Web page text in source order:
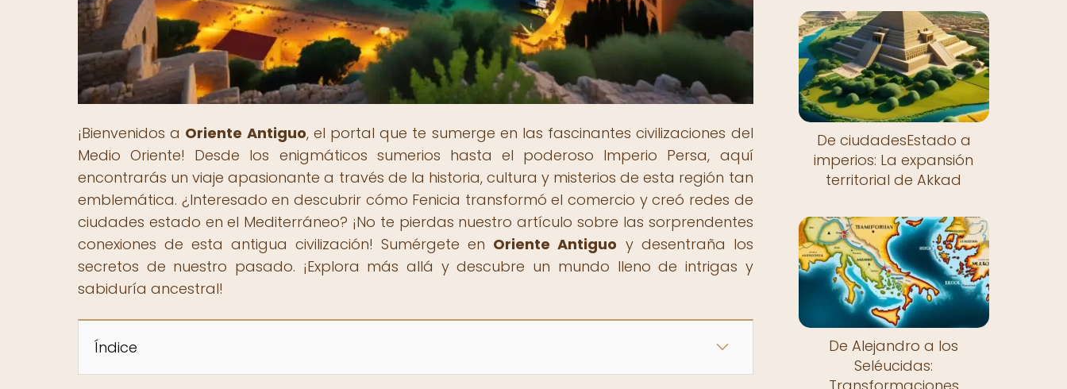
¡Bienvenidos a Oriente Antiguo, el portal que te sumerge en las fascinantes civilizaciones del
Medio Oriente! Desde los enigmáticos sumerios hasta el poderoso Imperio Persa, aquí
encontrarás un viaje apasionante a través de la historia, cultura y misterios de esta región tan
emblemática. ¿Interesado en descubrir cómo Fenicia transformó el comercio y creó redes de
ciudades estado en el Mediterráneo? ¡No te pierdas nuestro artículo sobre las sorprendentes
conexiones de esta antigua civilización! Sumérgete en Oriente Antiguo y desentraña los
secretos de nuestro pasado. ¡Explora más allá y descubre un mundo lleno de intrigas y
sabiduría ancestral!
Índice
De ciudadesEstado a
imperios: La expansión
territorial de Akkad
De Alejandro a los
Seléucidas: